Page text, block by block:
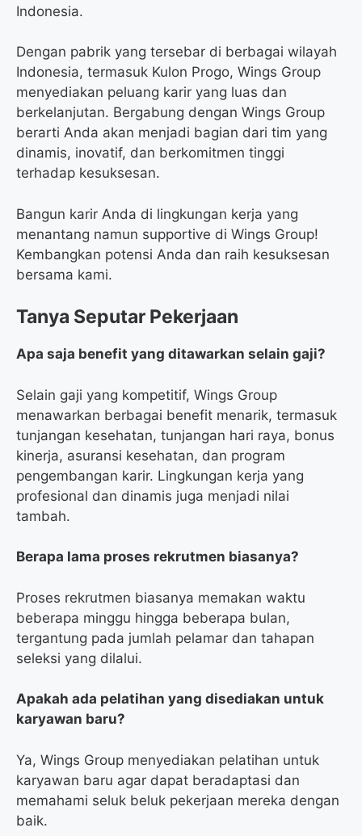
Indonesia.
Dengan pabrik yang tersebar di berbagai wilayah
Indonesia, termasuk Kulon Progo, Wings Group
menyediakan peluang karir yang luas dan
berkelanjutan. Bergabung dengan Wings Group
berarti Anda akan menjadi bagian dari tim yang
dinamis, inovatif, dan berkomitmen tinggi
terhadap kesuksesan.
Bangun karir Anda di lingkungan kerja yang
menantang namun supportive di Wings Group!
Kembangkan potensi Anda dan raih kesuksesan
bersama kami.
Tanya Seputar Pekerjaan
Apa saja benefit yang ditawarkan selain gaji?
Selain gaji yang kompetitif, Wings Group
menawarkan berbagai benefit menarik, termasuk
tunjangan kesehatan, tunjangan hari raya, bonus
kinerja, asuransi kesehatan, dan program
pengembangan karir. Lingkungan kerja yang
profesional dan dinamis juga menjadi nilai
tambah.
Berapa lama proses rekrutmen biasanya?
Proses rekrutmen biasanya memakan waktu
beberapa minggu hingga beberapa bulan,
tergantung pada jumlah pelamar dan tahapan
seleksi yang dilalui.
Apakah ada pelatihan yang disediakan untuk
karyawan baru?
Ya, Wings Group menyediakan pelatihan untuk
karyawan baru agar dapat beradaptasi dan
memahami seluk beluk pekerjaan mereka dengan
baik.